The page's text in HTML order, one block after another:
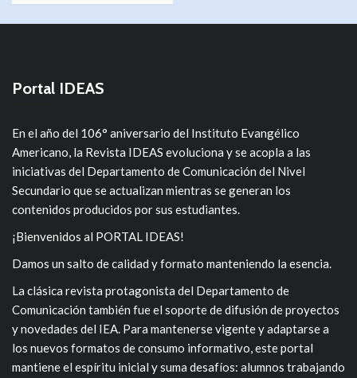
Portal IDEAS
En el año del 106° aniversario del Instituto Evangélico
Americano, la Revista IDEAS evoluciona y se acopla a las
iniciativas del Departamento de Comunicación del Nivel
Secundario que se actualizan mientras se generan los
contenidos producidos por sus estudiantes.
¡Bienvenidos al PORTAL IDEAS!
Damos un salto de calidad y formato manteniendo la esencia.
La clásica revista protagonista del Departamento de
Comunicación también fue el soporte de difusión de proyectos
y novedades del IEA. Para mantenerse vigente y adaptarse a
los nuevos formatos de consumo informativo, este portal
mantiene el espíritu inicial y suma desafíos: alumnos trabajando